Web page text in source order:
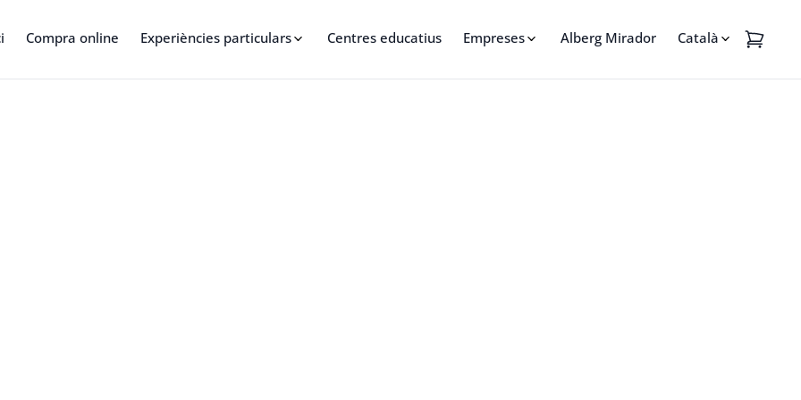
Compra online Experiències particulars Centres educatius Empreses Alberg Mirador Català